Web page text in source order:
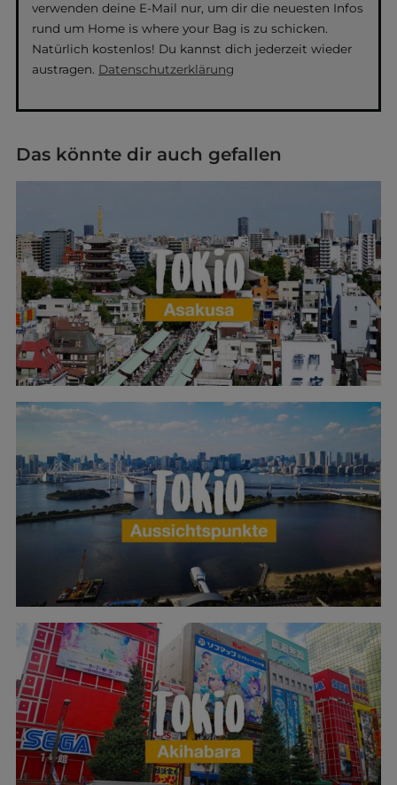
verwenden deine E-Mail nur, um dir die neuesten Infos
rund um Home is where your Bag is zu schicken.
Natürlich kostenlos! Du kannst dich jederzeit wieder
austragen. Datenschutzerklärung
Das könnte dir auch gefallen